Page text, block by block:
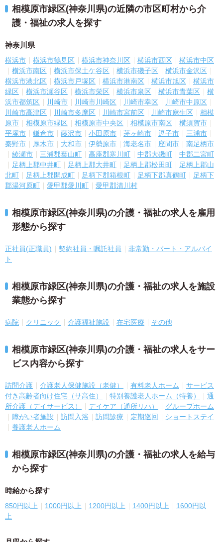
相模原市緑区(神奈川県)の近隣の市区町村から介
護・福祉の求人を探す
神奈川県
横浜市 横浜市鶴見区 横浜市神奈川区 横浜市西区
横浜市中区
横浜市南区
横浜市保土ケ谷区 横浜市磯子区
横浜市金沢区
横浜市港北区
横浜市戸塚区 横浜市港南区 横浜市旭区
横浜市
緑区
横浜市瀬谷区 横浜市栄区 横浜市泉区 横浜市青葉区
横
浜市都筑区
川崎市 川崎市川崎区 川崎市幸区
川崎市中原区
川崎市高津区
川崎市多摩区 川崎市宮前区 川崎市麻生区
相模
原市
相模原市緑区 相模原市中央区 相模原市南区
横須賀市
平塚市
鎌倉市 藤沢市 小田原市 茅ヶ崎市 逗子市
三浦市
秦野市
厚木市 大和市 伊勢原市 海老名市 座間市
南足柄市
綾瀬市
三浦郡葉山町 高座郡寒川町 中郡大磯町
中郡二宮町
足柄上郡中井町
足柄上郡大井町 足柄上郡松田町
足柄上郡山
北町
足柄上郡開成町 足柄下郡箱根町 足柄下郡真鶴町
足柄下
郡湯河原町
愛甲郡愛川町 愛甲郡清川村
相模原市緑区(神奈川県)の介護・福祉の求人を雇用
形態から探す
正社員(正職員) 契約社員・嘱託社員
非常勤・パート・アルバイ
ト
相模原市緑区(神奈川県)の介護・福祉の求人を施設
業態から探す
病院 クリニック 介護福祉施設 在宅医療 その他
相模原市緑区(神奈川県)の介護・福祉の求人をサー
ビス内容から探す
訪問介護 介護老人保健施設（老健） 有料老人ホーム
サービス
付き高齢者向け住宅（サ高住）
特別養護老人ホーム（特養）
通
所介護（デイサービス）
デイケア（通所リハ）
グループホーム
障がい者施設
訪問入浴 訪問診療 定期巡回
ショートステイ
養護老人ホーム
相模原市緑区(神奈川県)の介護・福祉の求人を給与
から探す
時給から探す
850円以上 1000円以上 1200円以上 1400円以上
1600円以
上